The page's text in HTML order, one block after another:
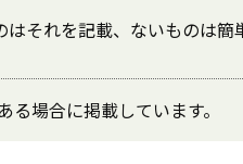
それを記載、ないものは簡
場合に掲載しています。